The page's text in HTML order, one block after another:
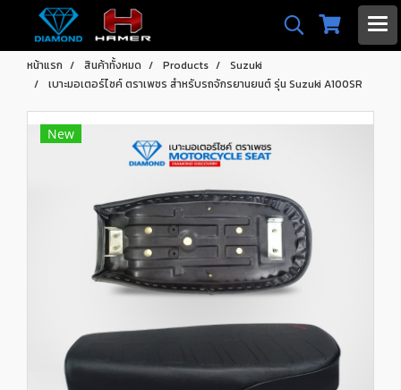
หน้าแรก สินค้าทั้งหมด Products
Suzuki
เบาะมอเตอร์ไซค์ ตราเพชร สำหรับรถจักรยานยนต์ รุ่น Suzuki A100SR
New